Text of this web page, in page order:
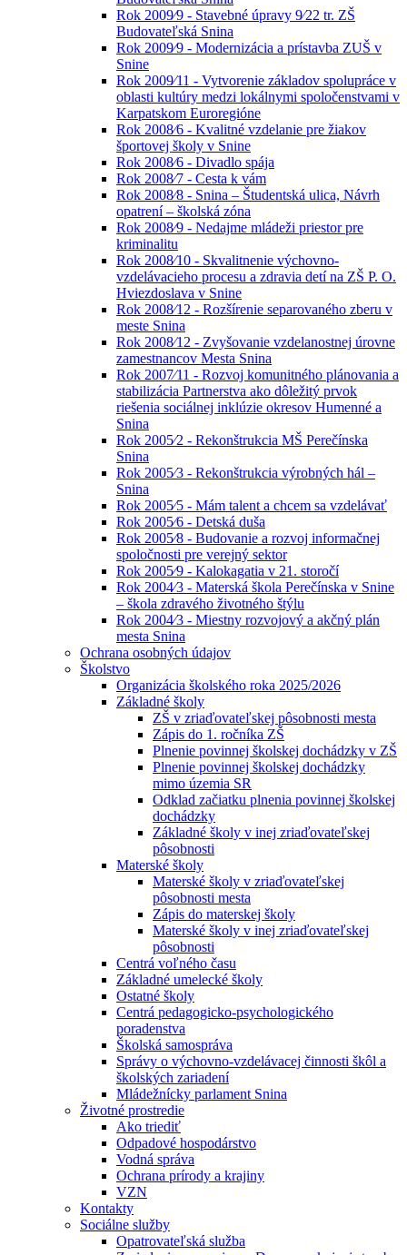
Rok 2009⁄9 - Stavebné úpravy 9⁄22 tr. ZŠ
Budovateľská Snina
Rok 2009⁄9 - Modernizácia a prístavba ZUŠ v
Snine
Rok 2009⁄11 - Vytvorenie základov spolupráce v
oblasti kultúry medzi lokálnymi spoločenstvami v
Karpatskom Euroregióne
Rok 2008⁄6 - Kvalitné vzdelanie pre žiakov
športovej školy v Snine
Rok 2008⁄6 - Divadlo spája
Rok 2008⁄7 - Cesta k vám
Rok 2008⁄8 - Snina – Študentská ulica, Návrh
opatrení – školská zóna
Rok 2008⁄9 - Nedajme mládeži priestor pre
kriminalitu
Rok 2008⁄10 - Skvalitnenie výchovno-
vzdelávacieho procesu a zdravia detí na ZŠ P. O.
Hviezdoslava v Snine
Rok 2008⁄12 - Rozšírenie separovaného zberu v
meste Snina
Rok 2008⁄12 - Zvyšovanie vzdelanostnej úrovne
zamestnancov Mesta Snina
Rok 2007⁄11 - Rozvoj komunitného plánovania a
stabilizácia Partnerstva ako dôležitý prvok
riešenia sociálnej inklúzie okresov Humenné a
Snina
Rok 2005⁄2 - Rekonštrukcia MŠ Perečínska
Snina
Rok 2005⁄3 - Rekonštrukcia výrobných hál –
Snina
Rok 2005⁄5 - Mám talent a chcem sa vzdelávať
Rok 2005⁄6 - Detská duša
Rok 2005⁄8 - Budovanie a rozvoj informačnej
spoločnosti pre verejný sektor
Rok 2005⁄9 - Kalokagatia v 21. storočí
Rok 2004⁄3 - Materská škola Perečínska v Snine
– škola zdravého životného štýlu
Rok 2004⁄3 - Miestny rozvojový a akčný plán
mesta Snina
Ochrana osobných údajov
Školstvo
Organizácia školského roka 2025/2026
Základné školy
ZŠ v zriaďovateľskej pôsobnosti mesta
Zápis do 1. ročníka ZŠ
Plnenie povinnej školskej dochádzky v ZŠ
Plnenie povinnej školskej dochádzky
mimo územia SR
Odklad začiatku plnenia povinnej školskej
dochádzky
Základné školy v inej zriaďovateľskej
pôsobnosti
Materské školy
Materské školy v zriaďovateľskej
pôsobnosti mesta
Zápis do materskej školy
Materské školy v inej zriaďovateľskej
pôsobnosti
Centrá voľného času
Základné umelecké školy
Ostatné školy
Centrá pedagogicko-psychologického
poradenstva
Školská samospráva
Správy o výchovno-vzdelávacej činnosti škôl a
školských zariadení
Mládežnícky parlament Snina
Životné prostredie
Ako triediť
Odpadové hospodárstvo
Vodná správa
Ochrana prírody a krajiny
VZN
Kontakty
Sociálne služby
Opatrovateľská služba